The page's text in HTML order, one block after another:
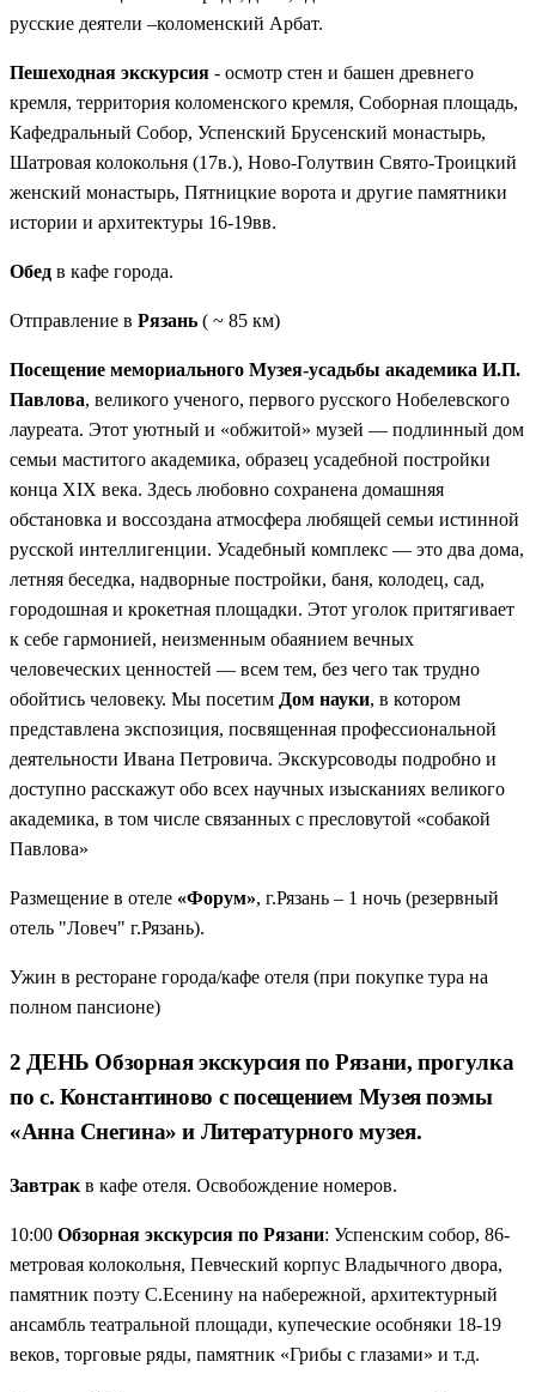
русские деятели –коломенский Арбат.
Пешеходная экскурсия - осмотр стен и башен древнего
кремля, территория коломенского кремля, Соборная площадь,
Кафедральный Собор, Успенский Брусенский монастырь,
Шатровая колокольня (17в.), Ново-Голутвин Свято-Троицкий
женский монастырь, Пятницкие ворота и другие памятники
истории и архитектуры 16-19вв.
Обед в кафе города.
Отправление в Рязань ( ~ 85 км)
Посещение мемориального Музея-усадьбы академика И.П.
Павлова, великого ученого, первого русского Нобелевского
лауреата. Этот уютный и «обжитой» музей — подлинный дом
семьи маститого академика, образец усадебной постройки
конца XIX века. Здесь любовно сохранена домашняя
обстановка и воссоздана атмосфера любящей семьи истинной
русской интеллигенции. Усадебный комплекс — это два дома,
летняя беседка, надворные постройки, баня, колодец, сад,
городошная и крокетная площадки. Этот уголок притягивает
к себе гармонией, неизменным обаянием вечных
человеческих ценностей — всем тем, без чего так трудно
обойтись человеку. Мы посетим Дом науки, в котором
представлена экспозиция, посвященная профессиональной
деятельности Ивана Петровича. Экскурсоводы подробно и
доступно расскажут обо всех научных изысканиях великого
академика, в том числе связанных с пресловутой «собакой
Павлова»
Размещение в отеле «Форум», г.Рязань – 1 ночь (резервный
отель "Ловеч" г.Рязань).
Ужин в ресторане города/кафе отеля (при покупке тура на
полном пансионе)
2 ДЕНЬ Обзорная экскурсия по Рязани, прогулка
по с. Константиново с посещением Музея поэмы
«Анна Снегина» и Литературного музея.
Завтрак в кафе отеля. Освобождение номеров.
10:00 Обзорная экскурсия по Рязани: Успенским собор, 86-
метровая колокольня, Певческий корпус Владычного двора,
памятник поэту С.Есенину на набережной, архитектурный
ансамбль театральной площади, купеческие особняки 18-19
веков, торговые ряды, памятник «Грибы с глазами» и т.д.